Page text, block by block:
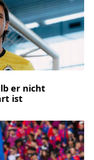
er nicht
ist